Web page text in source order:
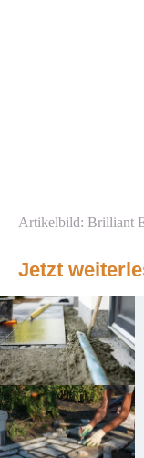
Artikelbild: Brilliant
Jetzt